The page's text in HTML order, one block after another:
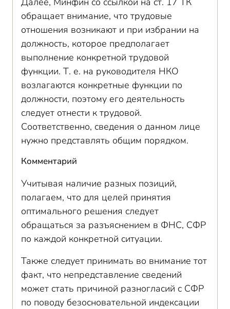
обращает внимание, что трудовые
отношения возникают и при избрании на
должность, которое предполагает
выполнение конкретной трудовой
функции. Т. е. на руководителя НКО
возлагаются конкретные функции по
должности, поэтому его деятельность
следует отнести к трудовой.
Соответственно, сведения о данном лице
нужно представлять общим порядком.
Комментарий
Учитывая наличие разных позиций,
полагаем, что для целей принятия
оптимального решения следует
обращаться за разъяснением в ФНС, СФР
по каждой конкретной ситуации.
Также следует принимать во внимание тот
факт, что непредставление сведений
может стать причиной разногласий с СФР
по поводу безосновательной индексации